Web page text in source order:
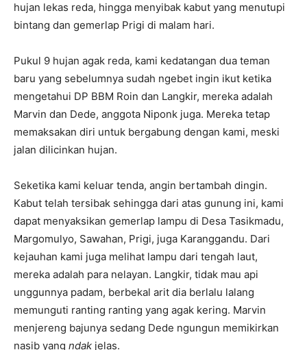
hujan lekas reda, hingga menyibak kabut yang menutupi
bintang dan gemerlap Prigi di malam hari.
Pukul 9 hujan agak reda, kami kedatangan dua teman
baru yang sebelumnya sudah ngebet ingin ikut ketika
mengetahui DP BBM Roin dan Langkir, mereka adalah
Marvin dan Dede, anggota Niponk juga. Mereka tetap
memaksakan diri untuk bergabung dengan kami, meski
jalan dilicinkan hujan.
Seketika kami keluar tenda, angin bertambah dingin.
Kabut telah tersibak sehingga dari atas gunung ini, kami
dapat menyaksikan gemerlap lampu di Desa Tasikmadu,
Margomulyo, Sawahan, Prigi, juga Karanggandu. Dari
kejauhan kami juga melihat lampu dari tengah laut,
mereka adalah para nelayan. Langkir, tidak mau api
unggunnya padam, berbekal arit dia berlalu lalang
memunguti ranting ranting yang agak kering. Marvin
menjereng bajunya sedang Dede ngungun memikirkan
nasib yang ndak jelas.